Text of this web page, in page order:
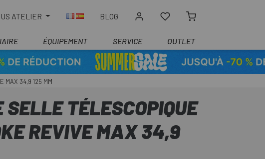
ATELIER BLOG
ÉQUIPEMENT SERVICE OUTLET
MAX 34,9 125 MM
SELLE TÉLESCOPIQUE
REVIVE MAX 34,9